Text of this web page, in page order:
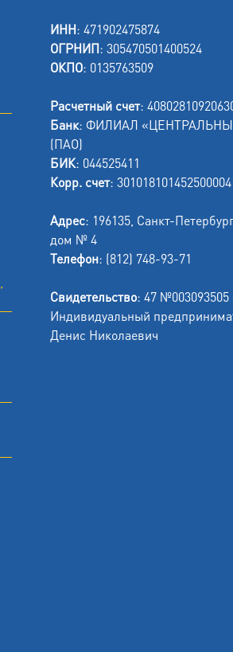
ИНН: 471902475874
ОГРНИП: 305470501400524
ОКПО: 0135763509
Расчетный счет:
Банк: ФИЛИАЛ
(ПАО)
БИК: 044525411
Корр. счет:
Адрес: 196135, Санкт-
дом № 4
Телефон: (812) 748-93-71
Свидетельство: 47 №003093505
Индивидуальный
Денис Николаевич